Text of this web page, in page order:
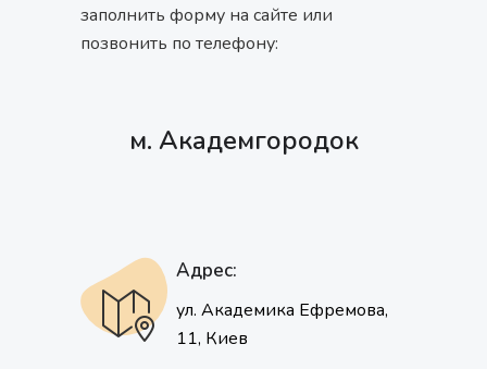
заполнить форму на сайте или
позвонить по телефону:
м. Академгородок
Адрес:
ул. Академика Ефремова,
11, Киев